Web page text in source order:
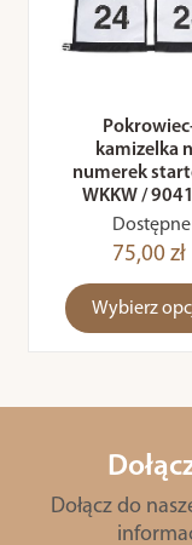
kamizelka
numerek
WKKW /
Dostępne
75,00 zł
Wybierz
Dołącz do